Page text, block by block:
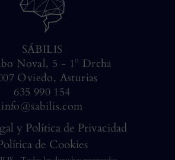
SÁBILIS
Noval, 5 - 1º Drcha
Oviedo, Asturias
635 990 154
info@sabilis.com
y Política de Privacidad
de Cookies